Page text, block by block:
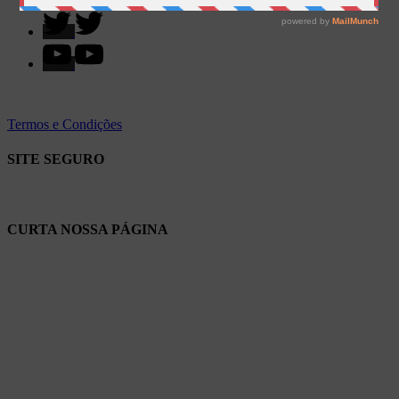
Termos e Condições
SITE SEGURO
CURTA NOSSA PÁGINA